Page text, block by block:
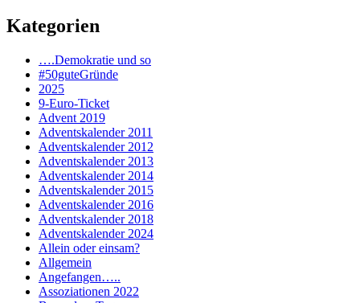
Kategorien
….Demokratie und so
#50guteGründe
2025
9-Euro-Ticket
Advent 2019
Adventskalender 2011
Adventskalender 2012
Adventskalender 2013
Adventskalender 2014
Adventskalender 2015
Adventskalender 2016
Adventskalender 2018
Adventskalender 2024
Allein oder einsam?
Allgemein
Angefangen…..
Assoziationen 2022